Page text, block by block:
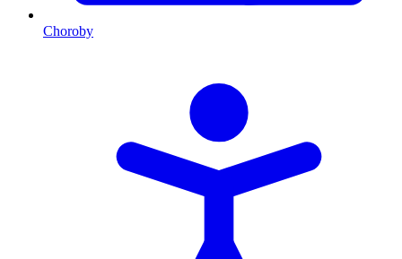
Choroby